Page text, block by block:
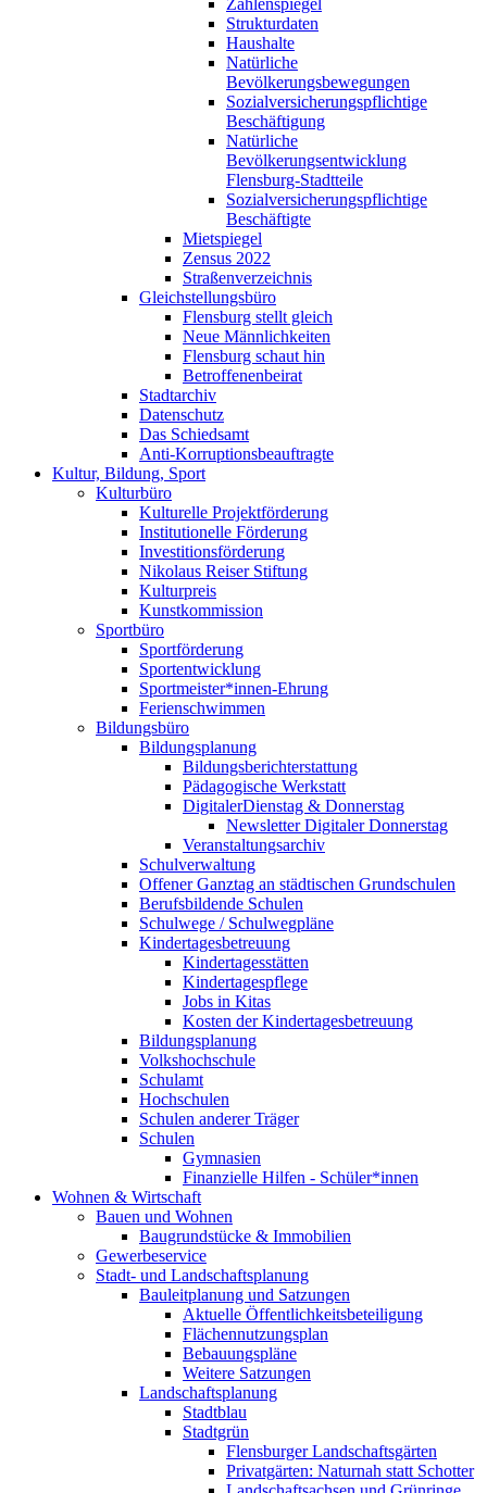
Zahlenspiegel
Strukturdaten
Haushalte
Natürliche
Bevölkerungsbewegungen
Sozialversicherungspflichtige
Beschäftigung
Natürliche
Bevölkerungsentwicklung
Flensburg-Stadtteile
Sozialversicherungspflichtige
Beschäftigte
Mietspiegel
Zensus 2022
Straßenverzeichnis
Gleichstellungsbüro
Flensburg stellt gleich
Neue Männlichkeiten
Flensburg schaut hin
Betroffenenbeirat
Stadtarchiv
Datenschutz
Das Schiedsamt
Anti-Korruptionsbeauftragte
Kultur, Bildung, Sport
Kulturbüro
Kulturelle Projektförderung
Institutionelle Förderung
Investitionsförderung
Nikolaus Reiser Stiftung
Kulturpreis
Kunstkommission
Sportbüro
Sportförderung
Sportentwicklung
Sportmeister*innen-Ehrung
Ferienschwimmen
Bildungsbüro
Bildungsplanung
Bildungsberichterstattung
Pädagogische Werkstatt
DigitalerDienstag & Donnerstag
Newsletter Digitaler Donnerstag
Veranstaltungsarchiv
Schulverwaltung
Offener Ganztag an städtischen Grundschulen
Berufsbildende Schulen
Schulwege / Schulwegpläne
Kindertagesbetreuung
Kindertagesstätten
Kindertagespflege
Jobs in Kitas
Kosten der Kindertagesbetreuung
Bildungsplanung
Volkshochschule
Schulamt
Hochschulen
Schulen anderer Träger
Schulen
Gymnasien
Finanzielle Hilfen - Schüler*innen
Wohnen & Wirtschaft
Bauen und Wohnen
Baugrundstücke & Immobilien
Gewerbeservice
Stadt- und Landschaftsplanung
Bauleitplanung und Satzungen
Aktuelle Öffentlichkeitsbeteiligung
Flächennutzungsplan
Bebauungspläne
Weitere Satzungen
Landschaftsplanung
Stadtblau
Stadtgrün
Flensburger Landschaftsgärten
Privatgärten: Naturnah statt Schotter